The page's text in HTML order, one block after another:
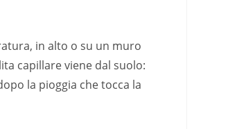
in alto o su un muro
capillare viene dal suolo:
la pioggia che tocca la